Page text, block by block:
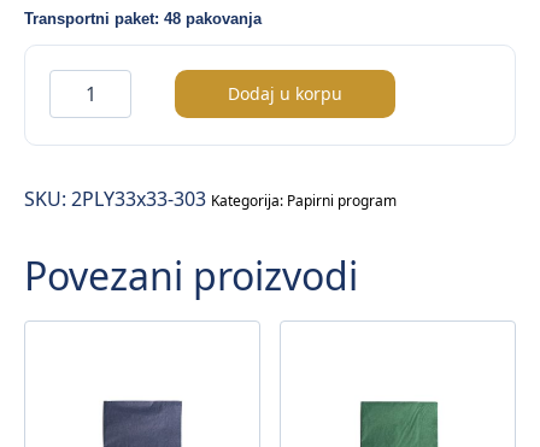
Transportni paket: 48 pakovanja
salveta
–
boja
–
50/1
količina
Dodaj u korpu
SKU: 2PLY33x33-303 Kategorija: Papirni program
Povezani proizvodi